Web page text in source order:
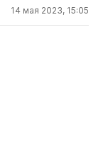
14 мая 2023, 15:05